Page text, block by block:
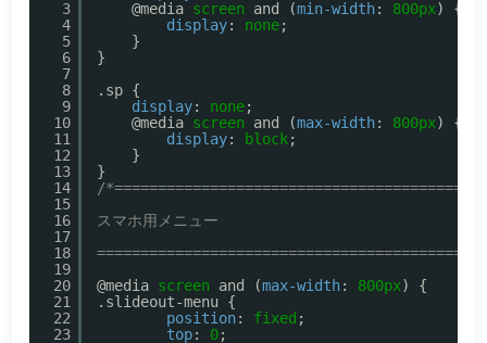
3
4
5
6
7
8
9
10
11
12
13
14
15
16
17
18
19
20
21
22
23
@media screen and (min-width: 800px) {
display: none;
}
}
.sp {
display: none;
@media screen and (max-width: 800px) {
display: block;
}
}
/
スマホ用メニュー
@media screen and (max-width: 800px) {
.slideout-menu {
position: fixed ;
top: 0;